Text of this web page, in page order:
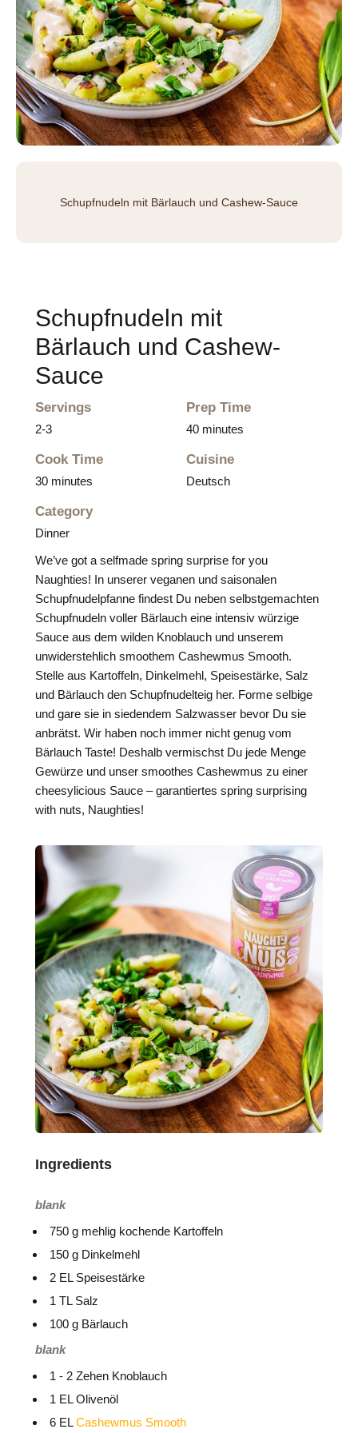
Schupfnudeln mit Bärlauch und Cashew-Sauce
Schupfnudeln mit
Bärlauch und Cashew-
Sauce
Servings
2-3
Prep Time
40 minutes
Cook Time
30 minutes
Cuisine
Deutsch
Category
Dinner
We’ve got a selfmade spring surprise for you
Naughties! In unserer veganen und saisonalen
Schupfnudelpfanne findest Du neben selbstgemachten
Schupfnudeln voller Bärlauch eine intensiv würzige
Sauce aus dem wilden Knoblauch und unserem
unwiderstehlich smoothem Cashewmus Smooth.
Stelle aus Kartoffeln, Dinkelmehl, Speisestärke, Salz
und Bärlauch den Schupfnudelteig her. Forme selbige
und gare sie in siedendem Salzwasser bevor Du sie
anbrätst. Wir haben noch immer nicht genug vom
Bärlauch Taste! Deshalb vermischst Du jede Menge
Gewürze und unser smoothes Cashewmus zu einer
cheesylicious Sauce – garantiertes spring surprising
with nuts, Naughties!
Ingredients
blank
750 g mehlig kochende Kartoffeln
150 g Dinkelmehl
2 EL Speisestärke
1 TL Salz
100 g Bärlauch
blank
1 - 2 Zehen Knoblauch
1 EL Olivenöl
6 ELCashewmus Smooth